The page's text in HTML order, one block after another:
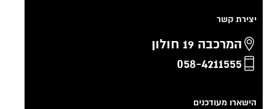
יצירת קשר
המרכבה 19 חולון
058-4211555
הישארו מעודכנים